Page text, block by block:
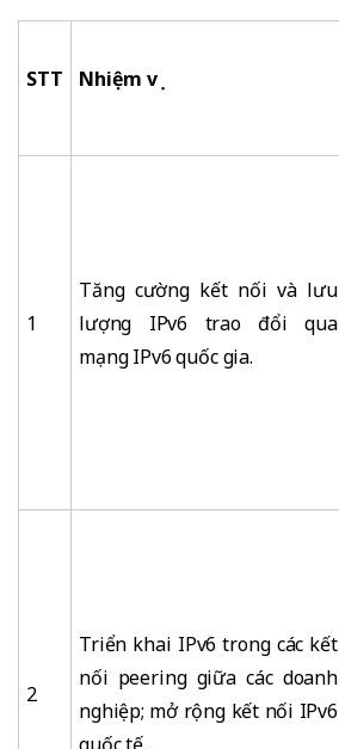
STT Nhiệm vụ
1
Tăng cường kết nối và lưu
lượng IPv6 trao đổi qua
mạng IPv6 quốc gia.
2
Triển khai IPv6 trong các kết
nối peering giữa các doanh
nghiệp; mở rộng kết nối IPv6